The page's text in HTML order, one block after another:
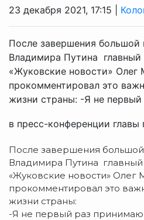
23 декабря 2021, 17:15 |
После завершения большой
Владимира Путина главный
«Жуковские новости» Олег
прокомментировал это
жизни страны: -Я не
в пресс-конференции главы
После завершения
Владимира Путина главный
«Жуковские новости» Олег
прокомментировал это
жизни страны:
-Я не первый раз принимаю